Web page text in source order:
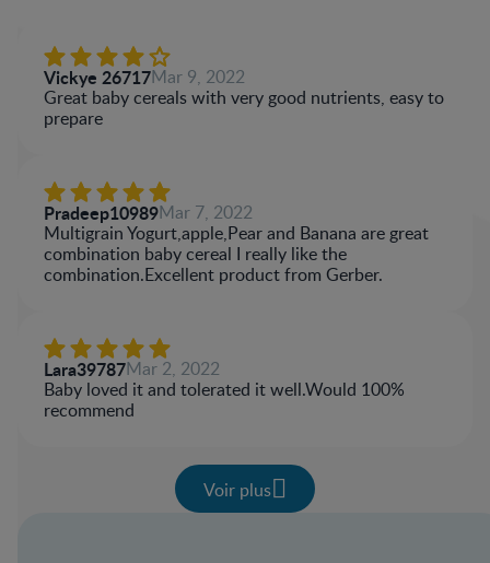
Vickye 26717Mar 9, 2022
Great baby cereals with very good nutrients, easy to
prepare
Pradeep10989Mar 7, 2022
Multigrain Yogurt,apple,Pear and Banana are great
combination baby cereal I really like the
combination.Excellent product from Gerber.
Lara39787Mar 2, 2022
Baby loved it and tolerated it well.Would 100%
recommend
Voir plus